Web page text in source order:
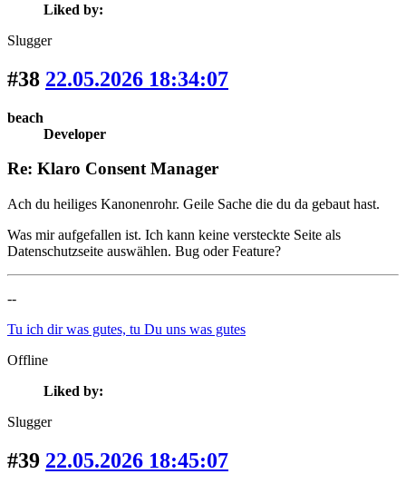
Liked by:
Slugger
#38 22.05.2026 18:34:07
beach
Developer
Re: Klaro Consent Manager
Ach du heiliges Kanonenrohr. Geile Sache die du da gebaut hast.
Was mir aufgefallen ist. Ich kann keine versteckte Seite als
Datenschutzseite auswählen. Bug oder Feature?
--
Tu ich dir was gutes, tu Du uns was gutes
Offline
Liked by:
Slugger
#39 22.05.2026 18:45:07